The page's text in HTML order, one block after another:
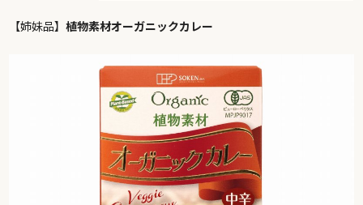
【姉妹品】植物素材オーガニックカレー